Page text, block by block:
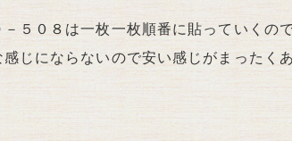
－５０８は一枚一枚順番に貼っていくの
じにならないので安い感じがまったく